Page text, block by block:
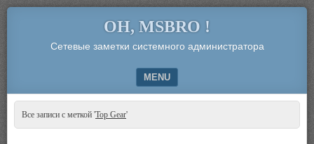
OH, MSBRO !
Сетевые заметки системного администратора
MENU
SKIP TO CONTENT
Все записи с меткой 'Top Gear'